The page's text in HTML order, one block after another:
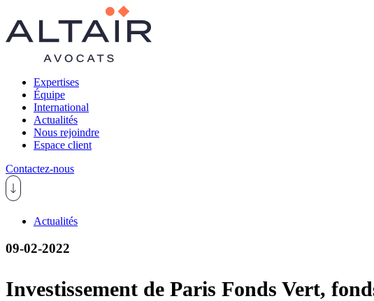
Expertises
Équipe
International
Actualités
Nous rejoindre
Espace client
Contactez-nous
Actualités
09-02-2022
Investissement de Paris Fonds Vert,